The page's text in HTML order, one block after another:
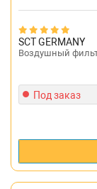
SCT GERMANY
Воздушный
Под заказ